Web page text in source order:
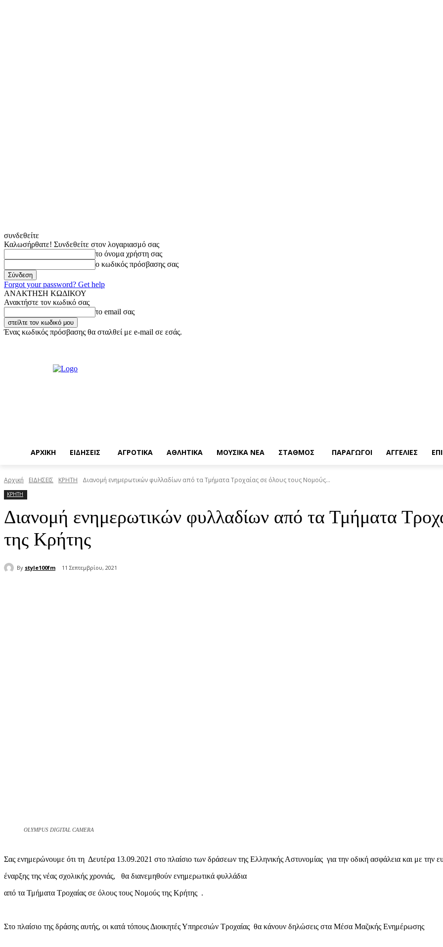
συνδεθείτε
Καλωσήρθατε! Συνδεθείτε στον λογαριασμό σας
το όνομα χρήστη σας
ο κωδικός πρόσβασης σας
Forgot your password? Get help
ΑΝΑΚΤΗΣΗ ΚΩΔΙΚΟΥ
Ανακτήστε τον κωδικό σας
το email σας
Ένας κωδικός πρόσβασης θα σταλθεί με e-mail σε εσάς.
ΑΡΧΙΚΗ ΕΙΔΗΣΕΙΣ ΑΓΡΟΤΙΚΑ ΑΘΛΗΤΙΚΑ ΜΟΥΣΙΚΑ ΝΕΑ ΣΤΑΘΜΟΣ ΠΑΡΑΓΩΓΟΙ ΑΓΓΕΛΙΕΣ
Αρχική ΕΙΔΗΣΕΙΣ ΚΡΗΤΗ Διανομή ενημερωτικών φυλλαδίων από τα Τμήματα Τροχαίας σε όλους τους Νομούς...
ΚΡΗΤΗ
Διανομή ενημερωτικών φυλλαδίων από τα Τμήματα
της Κρήτης
By style100fm 11 Σεπτεμβρίου, 2021
OLYMPUS DIGITAL CAMERA
Σας ενημερώνουμε ότι τη Δευτέρα 13.09.2021 στο πλαίσιο των δράσεων της Ελληνικής Αστυνομίας για την οδική ασφάλεια και με την
έναρξης της νέας σχολικής χρονιάς, θα διανεμηθούν ενημερωτικά φυλλάδια
από τα Τμήματα Τροχαίας σε όλους τους Νομούς της Κρήτης .
Στο πλαίσιο της δράσης αυτής, οι κατά τόπους Διοικητές Υπηρεσιών Τροχαίας θα κάνουν δηλώσεις στα Μέσα Μαζικής Ενημέρωσης